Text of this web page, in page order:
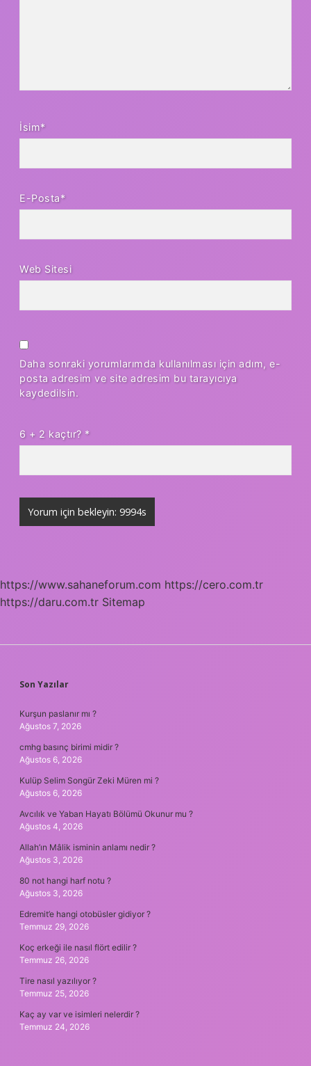
İsim*
E-Posta*
Web Sitesi
Daha sonraki yorumlarımda kullanılması için adım, e-
posta adresim ve site adresim bu tarayıcıya
kaydedilsin.
6 + 2 kaçtır? *
https://www.sahaneforum.com https://cero.com.tr
https://daru.com.tr Sitemap
SIDEBAR
Son Yazılar
Kurşun paslanır mı ?
Ağustos 7, 2026
cmhg basınç birimi midir ?
Ağustos 6, 2026
Kulüp Selim Songür Zeki Müren mi ?
Ağustos 6, 2026
Avcılık ve Yaban Hayatı Bölümü Okunur mu ?
Ağustos 4, 2026
Allah’ın Mâlik isminin anlamı nedir ?
Ağustos 3, 2026
80 not hangi harf notu ?
Ağustos 3, 2026
Edremit’e hangi otobüsler gidiyor ?
Temmuz 29, 2026
Koç erkeği ile nasıl flört edilir ?
Temmuz 26, 2026
Tire nasıl yazılıyor ?
Temmuz 25, 2026
Kaç ay var ve isimleri nelerdir ?
Temmuz 24, 2026